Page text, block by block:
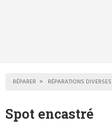
RÉPARER RÉPARATIONS DIVERSES
Spot encastré